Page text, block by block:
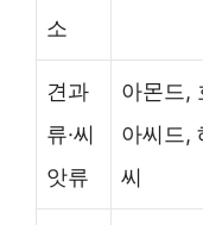
소
견과
류·씨
앗류
아몬드,
아씨드,
씨